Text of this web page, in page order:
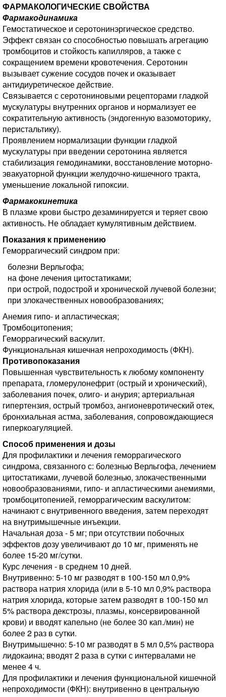
ФАРМАКОЛОГИЧЕСКИЕ СВОЙСТВА
Фармакодинамика
Гемостатическое и серотонинэргическое средство.
Эффект связан со способностью повышать агрегацию
тромбоцитов и стойкость капилляров, а также с
сокращением времени кровотечения. Серотонин
вызывает сужение сосудов почек и оказывает
антидиуретическое действие.
Связывается с серотониновыми рецепторами гладкой
мускулатуры внутренних органов и нормализует ее
сократительную активность (эндогенную вазомоторику,
перистальтику).
Проявлением нормализации функции гладкой
мускулатуры при введении серотонина является
стабилизация гемодинамики, восстановление моторно-
эвакуаторной функции желудочно-кишечного тракта,
уменьшение локальной гипоксии.
Фармакокинетика
В плазме крови быстро дезаминируется и теряет свою
активность. Не обладает кумулятивным действием.
Показания к применению
Геморрагический синдром при:
болезни Верльгофа;
на фоне лечения цитостатиками;
при острой, подострой и хронической лучевой болезни;
при злокачественных новообразованиях;
Анемия гипо- и апластическая;
Тромбоцитопения;
Геморрагический васкулит.
Функциональная кишечная непроходимость (ФКН).
Противопоказания
Повышенная чувствительность к любому компоненту
препарата, гломерулонефрит (острый и хронический),
заболевания почек, олиго- и анурия; артериальная
гипертензия, острый тромбоз, ангионевротический отек,
бронхиальная астма, заболевания, сопровождающиеся
гиперкоагуляцией.
Способ применения и дозы
Для профилактики и лечения геморрагического
синдрома, связанного с: болезнью Верльгофа, лечением
цитостатиками, лучевой болезнью, злокачественными
новообразованиями, гипо- и апластическими анемиями,
тромбоцитопенией, геморрагическим васкулитом:
начинают с внутривенного введения, затем переходят
на внутримышечные инъекции.
Начальная доза - 5 мг; при отсутствии побочных
эффектов дозу увеличивают до 10 мг, применять не
более 15-20 мг/сутки.
Курс лечения - в среднем 10 дней.
Внутривенно: 5-10 мг разводят в 100-150 мл 0,9%
раствора натрия хлорида (или в 5-10 мл 0,9% раствора
натрия хлорида, которые затем разводят в 100-150 мл
5% раствора декстрозы, плазмы, консервированной
крови) и вводят капельно (не более 30 кап./мин) не
более 2 раз в сутки.
Внутримышечно: 5-10 мг разводят в 5 мл 0,5% раствора
лидокаина; вводят 2 раза в сутки с интервалами не
менее 4 ч.
Для профилактики и лечения функциональной кишечной
непроходимости (ФКН): внутривенно в центральную